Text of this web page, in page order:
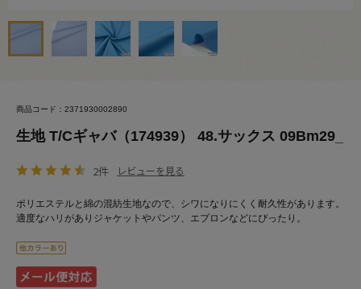
商品コード：2371930002890
生地 T/Cギャバ（174939） 48.サックス 09Bm29_
2件 レビューを見る
ポリエステルと綿の混紡生地なので、シワになりにくく耐久性があります。
適度なハリがありジャケットやパンツ、エプロンなどにぴったり。